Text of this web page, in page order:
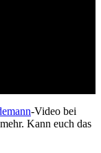
-Video bei
Kann euch das